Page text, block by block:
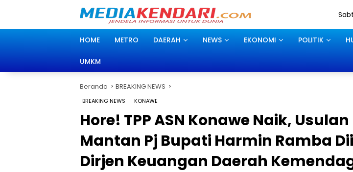
HOME METRO DAERAH NEWS EKONOMI POLITIK
UMKM
Beranda BREAKING NEWS
BREAKING NEWS KONAWE
Hore! TPP ASN Konawe Naik, Usulan
Mantan Pj Bupati Harmin Ramba
Dirjen Keuangan Daerah